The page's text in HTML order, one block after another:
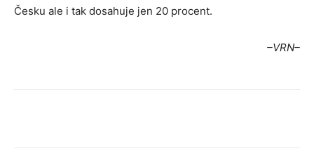
Česku ale i tak dosahuje jen 20 procent.
–VRN–